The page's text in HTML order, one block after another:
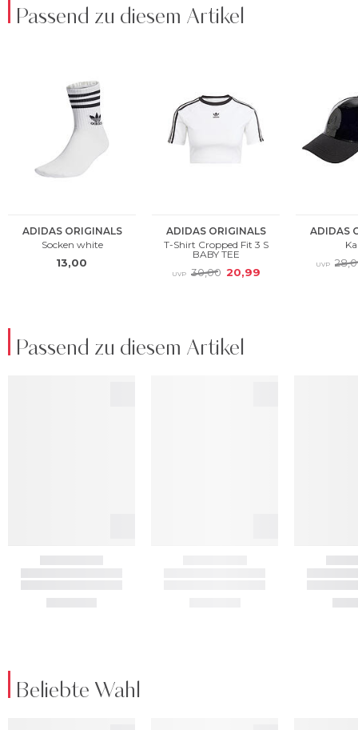
Passend zu diesem Artikel
Passend zu diesem Artikel
Beliebte Wahl